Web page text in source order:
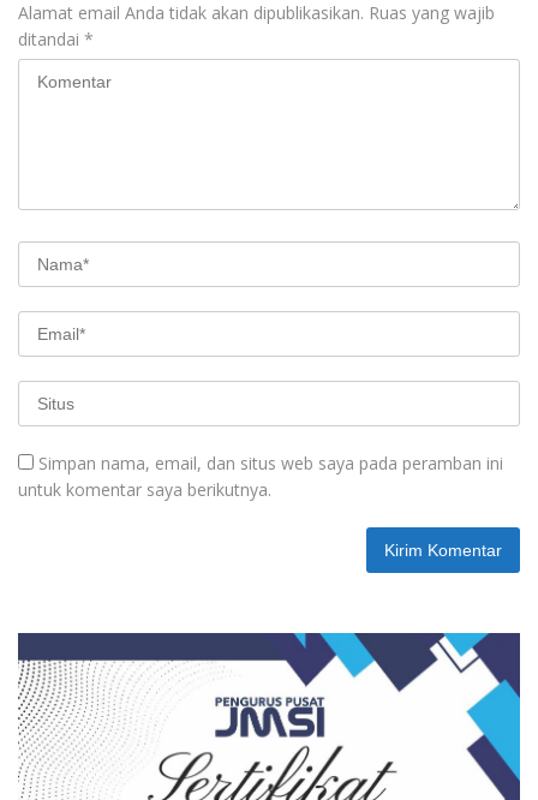
Alamat email Anda tidak akan dipublikasikan. Ruas yang wajib
ditandai *
Simpan nama, email, dan situs web saya pada peramban ini
untuk komentar saya berikutnya.